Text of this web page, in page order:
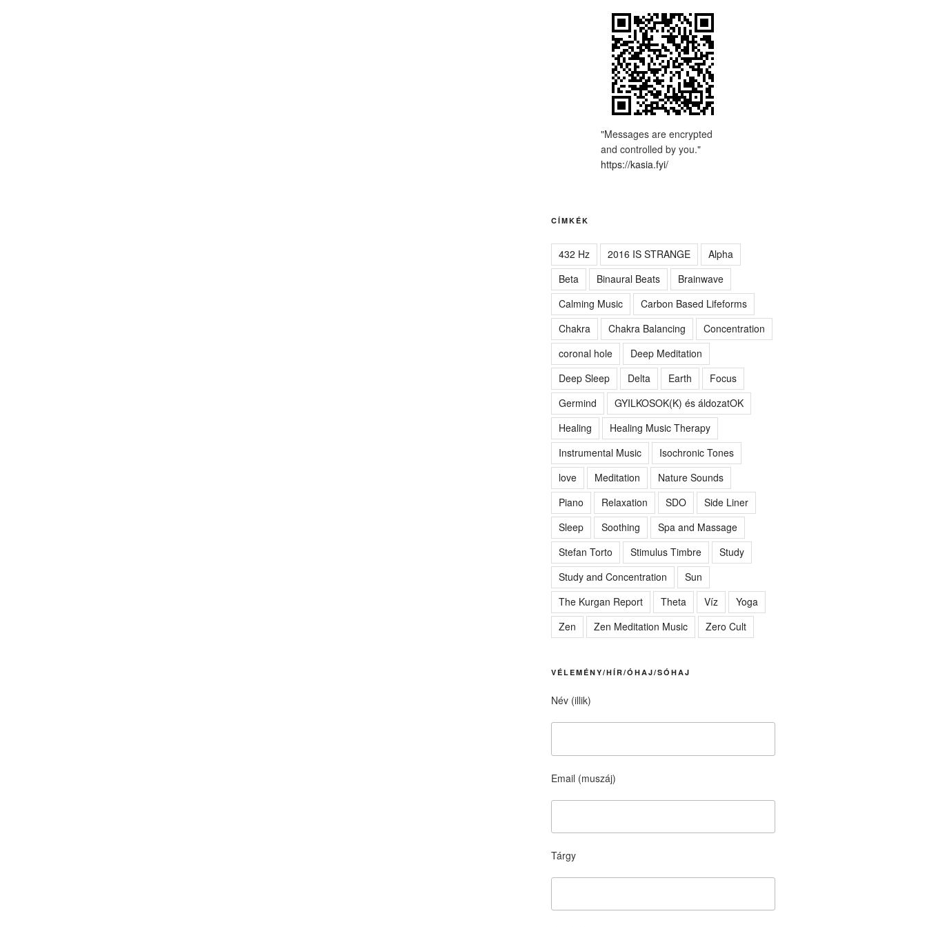
"Messages are encrypted
and controlled by you."
https://kasia.fyi/
CÍMKÉK
432 Hz 2016 IS STRANGE
Alpha
Beta
Binaural Beats
Brainwave
Calming Music
Carbon Based Lifeforms
Chakra
Chakra Balancing
Concentration
coronal hole
Deep Meditation
Deep Sleep
Delta Earth
Focus
Germind
GYILKOSOK(K) és áldozatOK
Healing
Healing Music Therapy
Instrumental Music
Isochronic Tones
love
Meditation
Nature Sounds
Piano
Relaxation SDO
Side Liner
Sleep
Soothing
Spa and Massage
Stefan Torto
Stimulus Timbre
Study
Study and Concentration
Sun
The Kurgan Report
Theta Víz
Yoga
Zen
Zen Meditation Music Zero Cult
VÉLEMÉNY/HÍR/ÓHAJ/SÓHAJ
Név (illik)
Email (muszáj)
Tárgy